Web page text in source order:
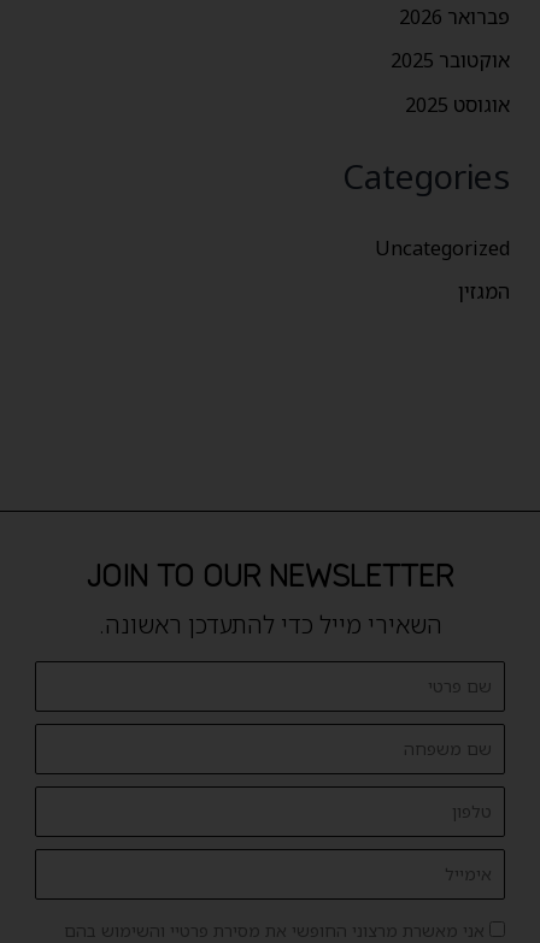
פברואר 2026
אוקטובר 2025
אוגוסט 2025
Categories
Uncategorized
המגזין
JOIN TO OUR NEWSLETTER
השאירי מייל כדי להתעדכן ראשונה.
FirstName
lastName
Phone
Email
אישוראני מאשרת מרצוני החופשי את מסירת פרטיי והשימוש בהם